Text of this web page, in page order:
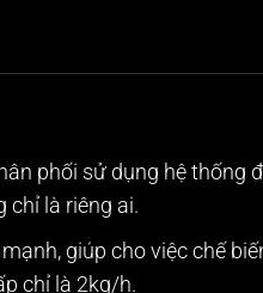
phối sử dụng hệ thống
chỉ là riêng ai.
giúp cho việc chế
chỉ là 2kg/h.